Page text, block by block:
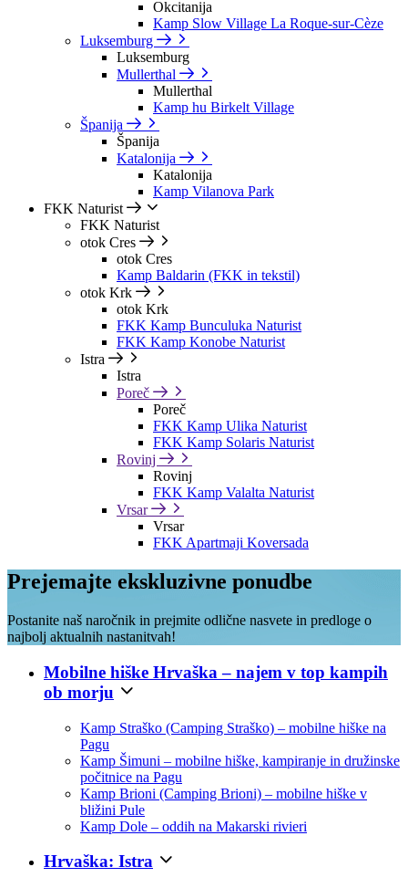
Okcitanija
Kamp Slow Village La Roque-sur-Cèze
Luksemburg
Luksemburg
Mullerthal
Mullerthal
Kamp hu Birkelt Village
Španija
Španija
Katalonija
Katalonija
Kamp Vilanova Park
FKK Naturist
FKK Naturist
otok Cres
otok Cres
Kamp Baldarin (FKK in tekstil)
otok Krk
otok Krk
FKK Kamp Bunculuka Naturist
FKK Kamp Konobe Naturist
Istra
Istra
Poreč
Poreč
FKK Kamp Ulika Naturist
FKK Kamp Solaris Naturist
Rovinj
Rovinj
FKK Kamp Valalta Naturist
Vrsar
Vrsar
FKK Apartmaji Koversada
Prejemajte ekskluzivne ponudbe
Postanite naš naročnik in prejmite odlične nasvete in predloge o
najbolj aktualnih nastanitvah!
Mobilne hiške Hrvaška – najem v top kampih
ob morju
Kamp Straško (Camping Straško) – mobilne hiške na
Pagu
Kamp Šimuni – mobilne hiške, kampiranje in družinske
počitnice na Pagu
Kamp Brioni (Camping Brioni) – mobilne hiške v
bližini Pule
Kamp Dole – oddih na Makarski rivieri
Hrvaška: Istra